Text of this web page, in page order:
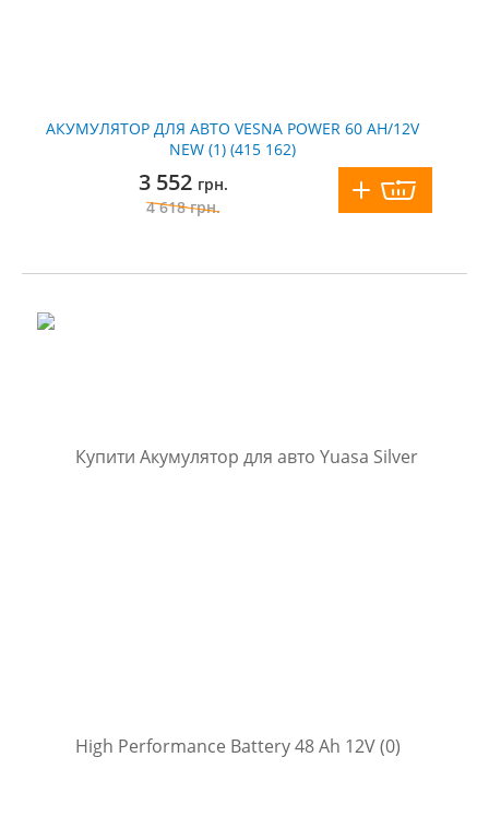
АКУМУЛЯТОР ДЛЯ АВТО VESNA POWER 60 AH/12V
NEW (1) (415 162)
3 552 грн.
4 618грн.